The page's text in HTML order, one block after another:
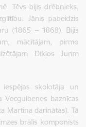
Tēvs bijis drēbnieks,
Jānis pabeidzis
(1865 – 1868). Bijis
mācītājam, pirmo
Dikļos Jurim
skolotāja un
Vecgulbenes baznīcas
Martina darinātas). Tā
brālis komponists